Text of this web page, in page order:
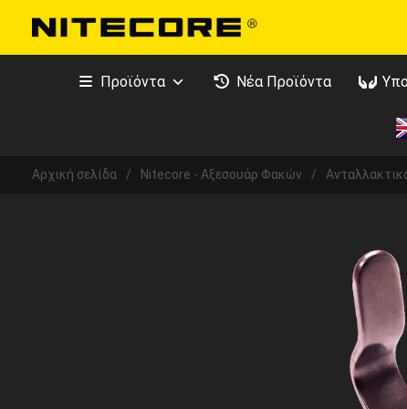
Προϊόντα Νέα Προϊόντα
Αρχική σελίδα / Nitecore - Αξεσουάρ Φακών /